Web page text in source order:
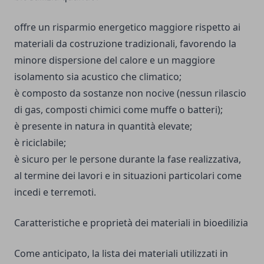
offre un risparmio energetico maggiore rispetto ai
materiali da costruzione tradizionali, favorendo la
minore dispersione del calore e un maggiore
isolamento sia acustico che climatico;
è composto da sostanze non nocive (nessun rilascio
di gas, composti chimici come muffe o batteri);
è presente in natura in quantità elevate;
è riciclabile;
è sicuro per le persone durante la fase realizzativa,
al termine dei lavori e in situazioni particolari come
incedi e terremoti.
Caratteristiche e proprietà dei materiali in bioedilizia
Come anticipato, la lista dei materiali utilizzati in